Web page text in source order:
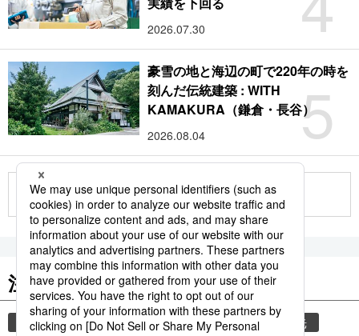
2026.07.30
5
豪雪の地と海辺の町で220年の時を
刻んだ伝統建築 : WITH
KAMAKURA（鎌倉・長谷）
2026.08.04
もっと見る
注目のキーワード
共同通信ニュース 気象・災害 災害 観光